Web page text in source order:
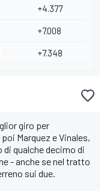
+4.377
+7.008
+7.348
giro per
Marquez e Vinales,
qualche decimo di
- anche se nel tratto
sui due.